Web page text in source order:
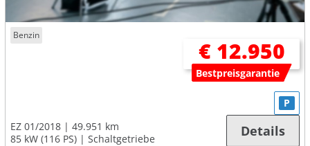
Benzin
€ 12.950
Bestpreisgarantie
EZ 01/2018
49.951 km
85 kW (116 PS)
Schaltgetriebe
P
Details